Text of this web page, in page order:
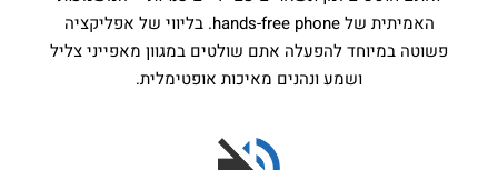
האמיתית של hands-free phone. בליווי של אפליקציה
פשוטה במיוחד להפעלה אתם שולטים במגוון מאפייני צליל
ושמע ונהנים מאיכות אופטימלית.